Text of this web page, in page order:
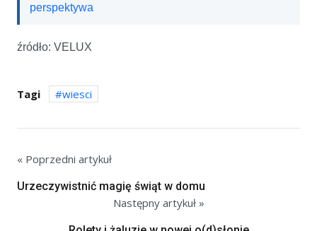
perspektywa
źródło: VELUX
Tagi wiesci
« Poprzedni artykuł
Urzeczywistnić magię świąt w domu
Następny artykuł »